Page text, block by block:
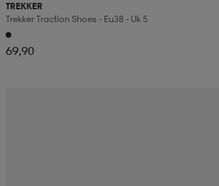
TREKKER
Trekker Traction Shoes - Eu38 - Uk 5
69,90